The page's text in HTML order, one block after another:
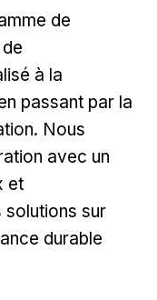
de
à la
passant par la
Nous
avec un
et
sur
durable